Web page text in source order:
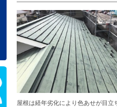
屋根は経年劣化により色あせが目立